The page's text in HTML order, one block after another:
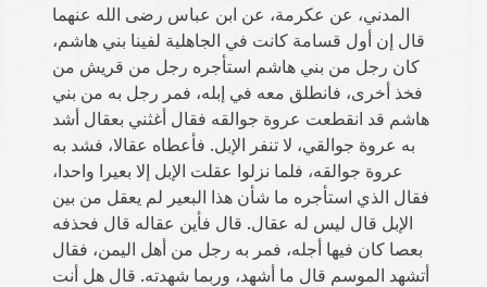
المدني، عن عكرمة، عن ابن عباس رضى الله عنهما
قال إن أول قسامة كانت في الجاهلية لفينا بني هاشم،
كان رجل من بني هاشم استأجره رجل من قريش من
فخذ أخرى، فانطلق معه في إبله، فمر رجل به من بني
هاشم قد انقطعت عروة جوالقه فقال أغثني بعقال أشد
به عروة جوالقي، لا تنفر الإبل‏.‏ فأعطاه عقالا، فشد به
عروة جوالقه، فلما نزلوا عقلت الإبل إلا بعيرا واحدا،
فقال الذي استأجره ما شأن هذا البعير لم يعقل من بين
الإبل قال ليس له عقال‏.‏ قال فأين عقاله قال فحذفه
بعصا كان فيها أجله، فمر به رجل من أهل اليمن، فقال
أتشهد الموسم قال ما أشهد، وربما شهدته‏.‏ قال هل أنت